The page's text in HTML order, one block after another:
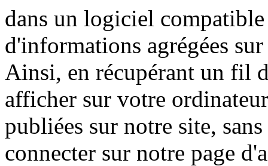
dans un logiciel
d'informations agrégées
Ainsi, en récupérant un fil
afficher sur votre
publiées sur notre site,
connecter sur notre page